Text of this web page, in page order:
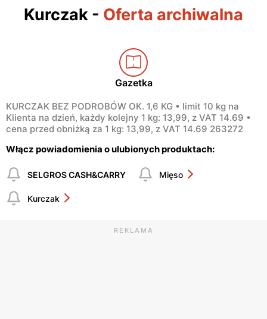
Kurczak - Oferta archiwalna
Gazetka
KURCZAK BEZ PODROBÓW OK. 1,6 KG • limit 10 kg na
Klienta na dzień, każdy kolejny 1 kg: 13,99, z VAT 14.69 •
cena przed obniżką za 1 kg: 13,99, z VAT 14.69 263272
Włącz powiadomienia o ulubionych produktach:
SELGROS CASH&CARRY Mięso
Kurczak
REKLAMA